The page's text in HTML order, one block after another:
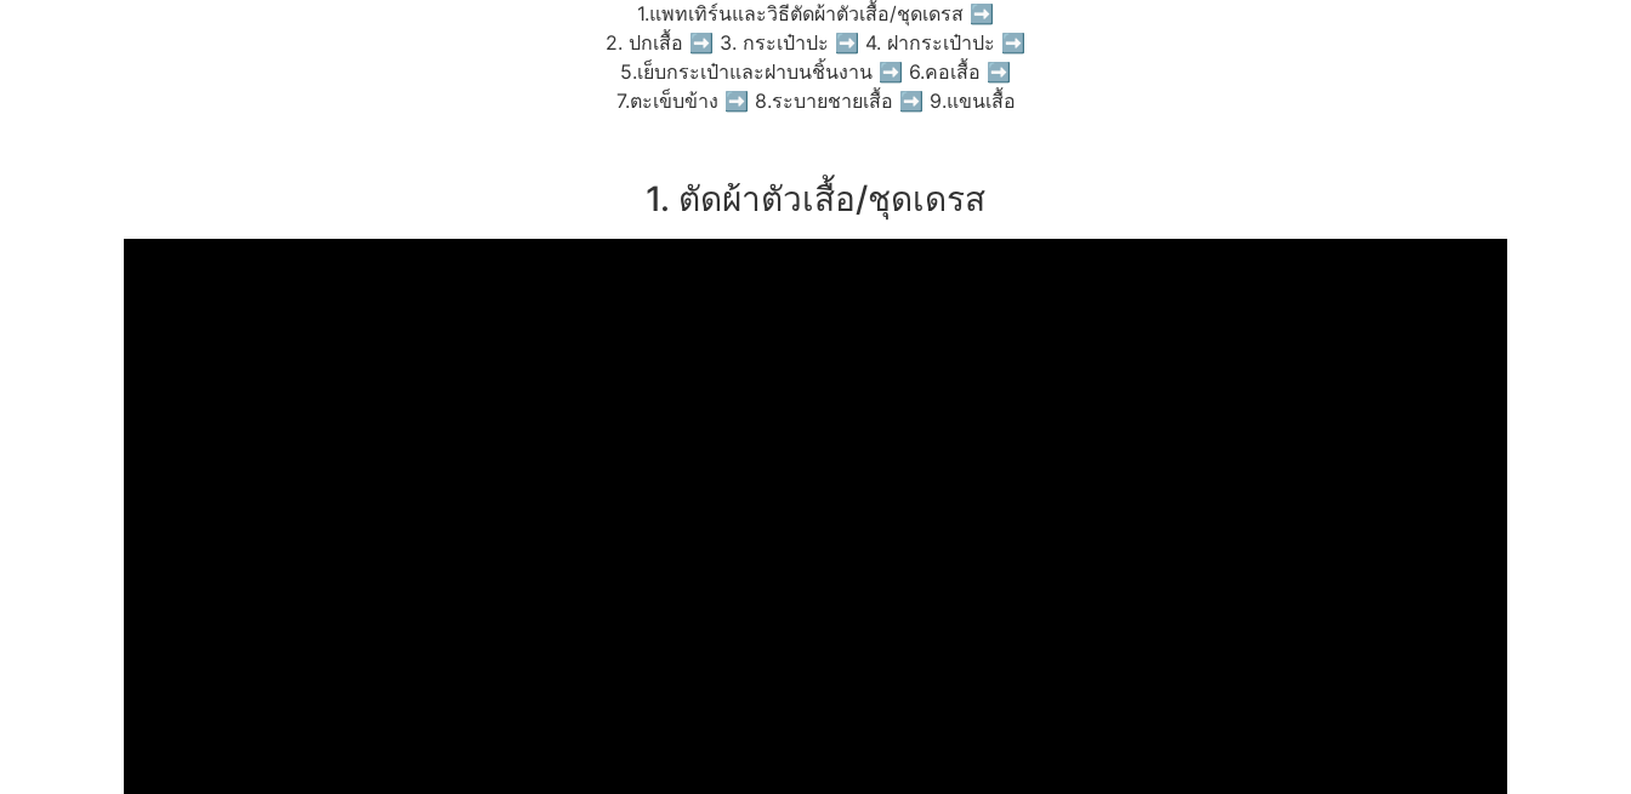
1.แพทเทิร์นและวิธีตัดผ้าตัวเสื้อ/ชุดเดรส ➡
2. ปกเสื้อ ➡ 3. กระเป๋าปะ ➡ 4. ฝากระเป๋าปะ ➡
5.เย็บกระเป๋าและฝาบนชิ้นงาน ➡ 6.คอเสื้อ ➡
7.ตะเข็บข้าง ➡ 8.ระบายชายเสื้อ ➡ 9.แขนเสื้อ
1. ตัดผ้าตัวเสื้อ/ชุดเดรส